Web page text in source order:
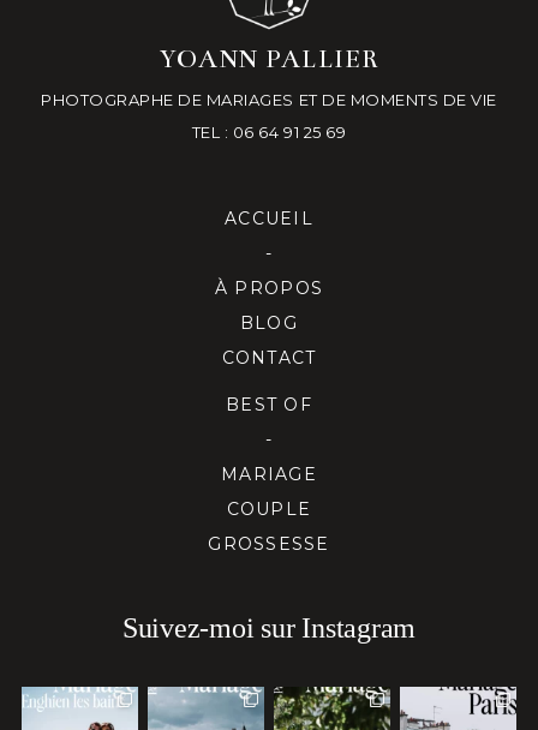
YOANN PALLIER
PHOTOGRAPHE DE MARIAGES ET DE MOMENTS DE VIE
TEL : 06 64 91 25 69
ACCUEIL
-
À PROPOS
BLOG
CONTACT
BEST OF
-
MARIAGE
COUPLE
GROSSESSE
Suivez-moi sur Instagram